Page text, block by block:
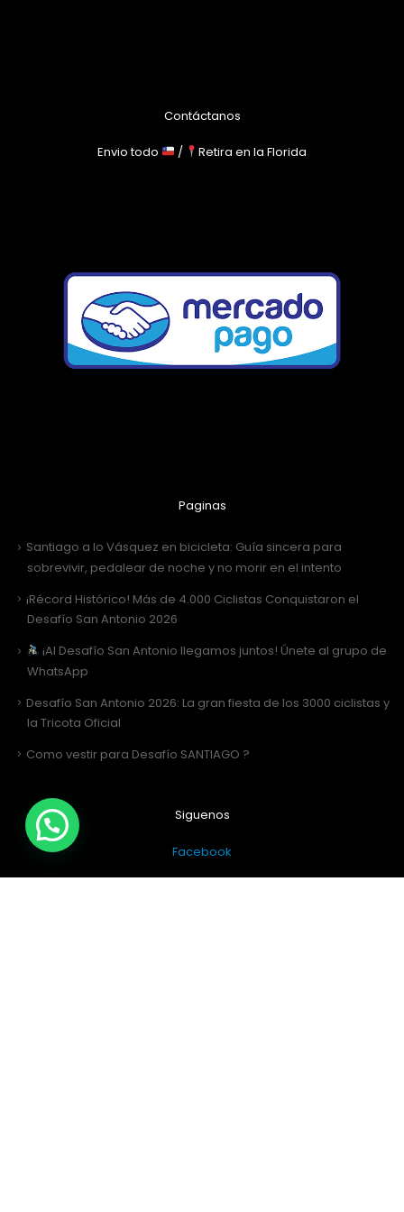
Contáctanos
Envio todo / Retira en la Florida
Paginas
Santiago a lo Vásquez en bicicleta: Guía sincera para
sobrevivir, pedalear de noche y no morir en el intento
¡Récord Histórico! Más de 4.000 Ciclistas Conquistaron el
Desafío San Antonio 2026
¡Al Desafío San Antonio llegamos juntos! Únete al grupo de
WhatsApp
Desafío San Antonio 2026: La gran fiesta de los 3000 ciclistas y
la Tricota Oficial
Como vestir para Desafío SANTIAGO ?
Siguenos
Facebook